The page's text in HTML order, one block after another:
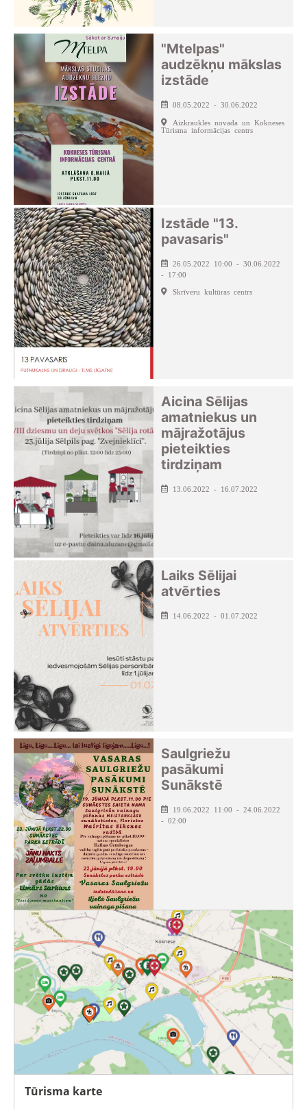
"Mtelpas"
audzēkņu mākslas
izstāde
08.05.2022 - 30.06.2022
Aizkraukles novada un Kokneses
Tūrisma informācijas centrs
Izstāde "13.
pavasaris"
26.05.2022 10:00 - 30.06.2022
- 17:00
Skrīveru kultūras centrs
Aicina Sēlijas
amatniekus un
mājražotājus
pieteikties
tirdziņam
13.06.2022 - 16.07.2022
Laiks Sēlijai
atvērties
14.06.2022 - 01.07.2022
Saulgriežu
pasākumi
Sunākstē
19.06.2022 11:00 - 24.06.2022
- 02:00
Tūrisma karte